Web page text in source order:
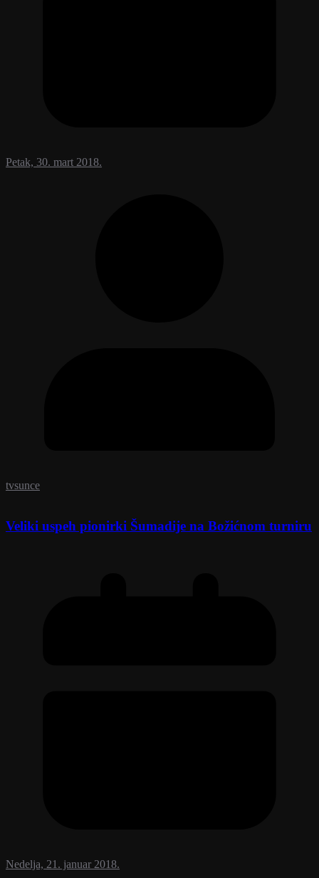
Petak, 30. mart 2018.
tvsunce
Veliki uspeh pionirki Šumadije na Božićnom turniru
Nedelja, 21. januar 2018.